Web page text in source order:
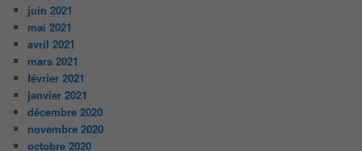
juin 2021
mai 2021
avril 2021
mars 2021
février 2021
janvier 2021
décembre 2020
novembre 2020
octobre 2020